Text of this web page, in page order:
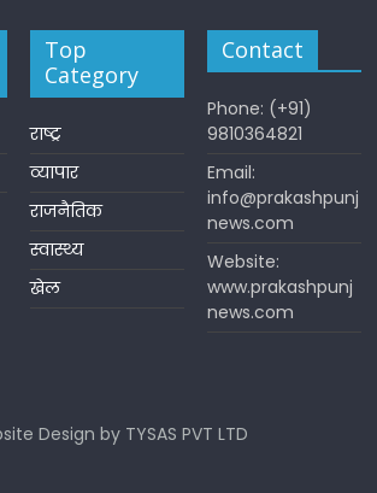
Top
Category
राष्ट्र
व्यापार
राजनैतिक
स्वास्थ्य
खेल
Contact
Phone: (+91)
9810364821
Email:
info@prakashpunj
news.com
Website:
www.prakashpunj
news.com
Design by TYSAS PVT LTD